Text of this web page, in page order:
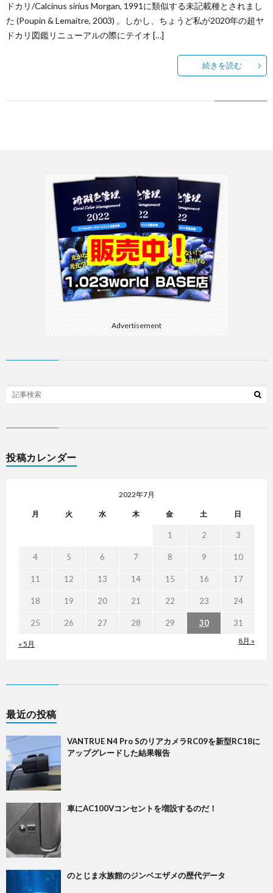
ドカリ/Calcinus sirius Morgan, 1991に類似する未記載種とされまし
た (Poupin & Lemaitre, 2003) 。しかし、ちょうど私が2020年の超ヤ
ドカリ図鑑リニューアルの際にテイオ […]
続きを読む
Advertisement
投稿カレンダー
2022年7月
月 火 水 木 金 土 日
« 5月 8月 »
1 2 3
4 5 6 7 8 9 10
11 12 13 14 15 16 17
18 19 20 21 22 23 24
25 26 27 28 29 30 31
最近の投稿
VANTRUE N4 Pro SのリアカメラRC09を新型RC18に
アップグレードした結果報告
車にAC100Vコンセントを増設するのだ！
のとじま水族館のジンベエザメの歴代データ